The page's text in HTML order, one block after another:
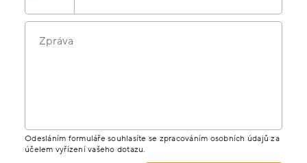
Zpráva
Odesláním formuláře souhlasíte se zpracováním osobních údajů za
účelem vyřízení vašeho dotazu.